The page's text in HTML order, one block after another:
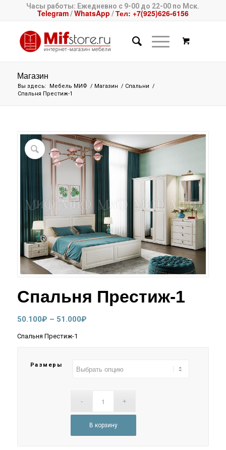
Часы работы: Ежедневно с 9-00 до 22-00 по Мск.
Telegram/WhatsApp /Тел: +7(925)626-6156
Магазин
Вы здесь: Мебель МИФ / Магазин / Спальни /
Спальня Престиж-1
Спальня Престиж-1
50.100₽ – 51.000₽Диапазон
51.000₽
Спальня Престиж-1
Размеры
В корзину